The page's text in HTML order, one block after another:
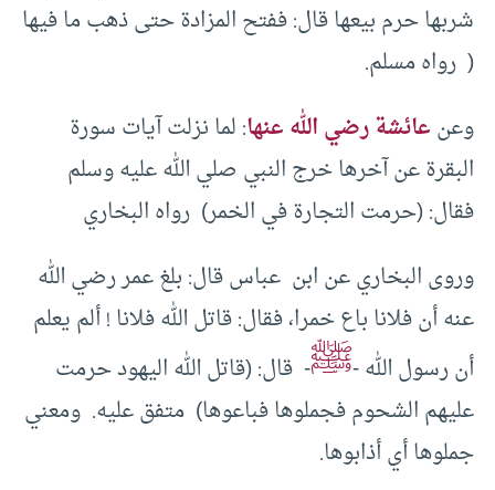
شربها حرم بيعها قال: ففتح المزادة حتى ذهب ما فيها
( رواه مسلم.
وعنعائشة رضي الله عنها: لما نزلت آيات سورة
البقرة عن آخرها خرج النبي صلي الله عليه وسلم
فقال: (حرمت التجارة في الخمر) رواه البخاري
وروى البخاري عن ابن عباس قال: بلغ عمر رضي الله
عنه أن فلانا باع خمرا، فقال: قاتل الله فلانا ! ألم يعلم
أن رسول الله -ﷺ- قال: (قاتل الله اليهود حرمت
عليهم الشحوم فجملوها فباعوها) متفق عليه. ومعني
جملوها أي أذابوها.